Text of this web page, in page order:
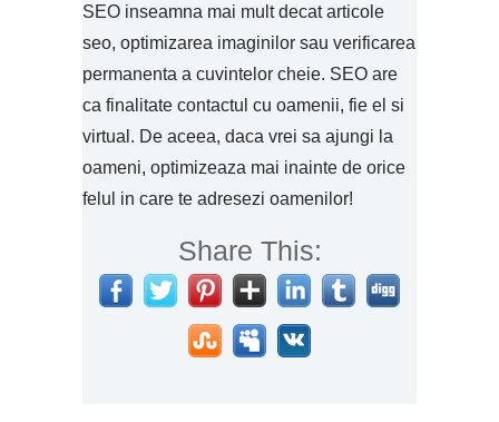
SEO inseamna mai mult decat articole
seo, optimizarea imaginilor sau verificarea
permanenta a cuvintelor cheie. SEO are
ca finalitate contactul cu oamenii, fie el si
virtual. De aceea, daca vrei sa ajungi la
oameni, optimizeaza mai inainte de orice
felul in care te adresezi oamenilor!
Share This: